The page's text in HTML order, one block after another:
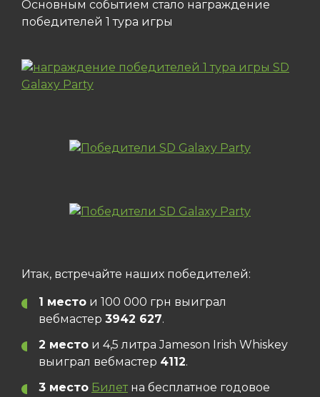
Основным событием стало награждение
победителей 1 тура игры
Итак, встречайте наших победителей:
1 место и 100 000 грн выиграл
вебмастер 3942 627.
2 место и 4,5 литра Jameson Irish Whiskey
выиграл вебмастер 4112.
3 место Билет на бесплатное годовое